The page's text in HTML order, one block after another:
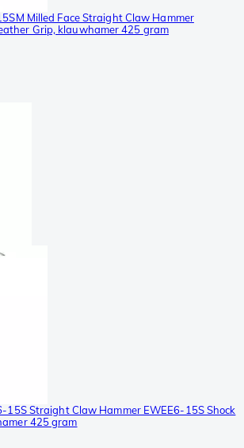
Milled Face Straight Claw Hammer
Grip, klauwhamer 425 gram
15S Straight Claw Hammer EWEE6-15S Shock
425 gram